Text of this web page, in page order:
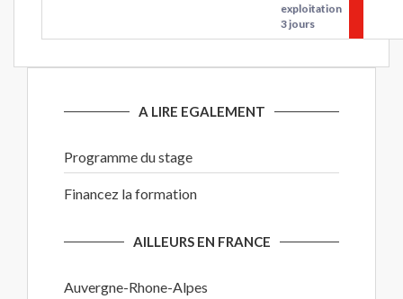
exploitation
3 jours
A LIRE EGALEMENT
Programme du stage
Financez la formation
AILLEURS EN FRANCE
Auvergne-Rhone-Alpes